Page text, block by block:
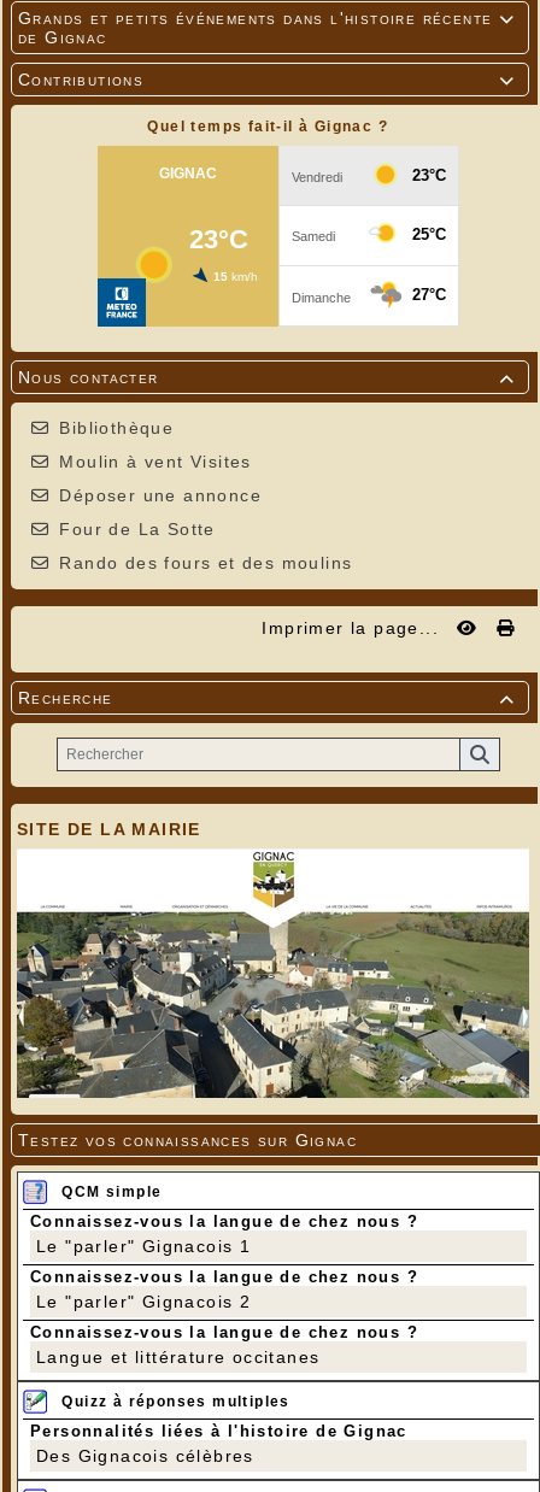

Grands et petits événements dans l'histoire récente
de Gignac

Contributions
Quel temps fait-il à Gignac ?

Nous contacter
Bibliothèque
Moulin à vent Visites
Déposer une annonce
Four de La Sotte
Rando des fours et des moulins
Imprimer la page...

Recherche
SITE DE LA MAIRIE
Testez vos connaissances sur Gignac
QCM simple
Connaissez-vous la langue de chez nous ?
Le "parler" Gignacois 1
Connaissez-vous la langue de chez nous ?
Le "parler" Gignacois 2
Connaissez-vous la langue de chez nous ?
Langue et littérature occitanes
Quizz à réponses multiples
Personnalités liées à l'histoire de Gignac
Des Gignacois célèbres